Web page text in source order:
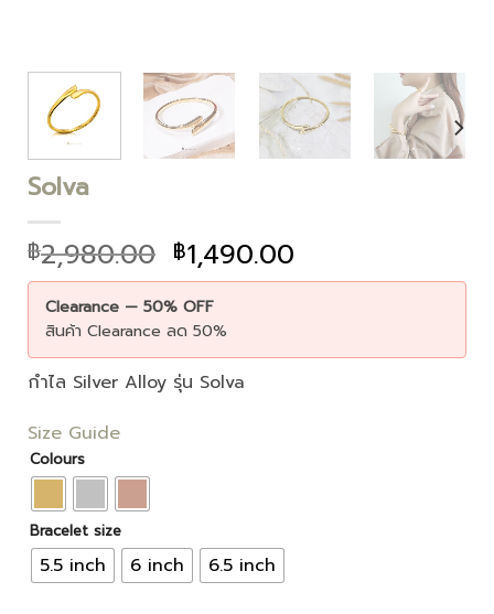
Solva
฿2,980.00 ฿1,490.00
Clearance — 50% OFF
สินค้า Clearance ลด 50%
กำไล Silver Alloy รุ่น Solva
Size Guide
Colours
Bracelet size
5.5 inch 6 inch 6.5 inch